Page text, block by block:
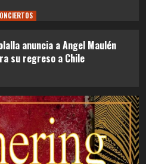
anuncia a Angel Maulén
su regreso a Chile